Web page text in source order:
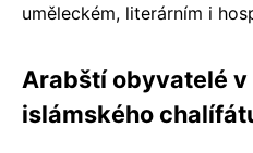
uměleckém, literárním i
Arabští obyvatelé
islámského